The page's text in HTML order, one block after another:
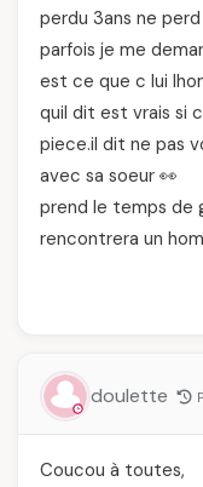
perdu 3ans ne
parfois je me
est ce que c lui
quil dit est vrais si
piece.il dit ne pas
avec sa soeur 👀
prend le temps de
rencontrera un
doulette
Coucou à toutes,